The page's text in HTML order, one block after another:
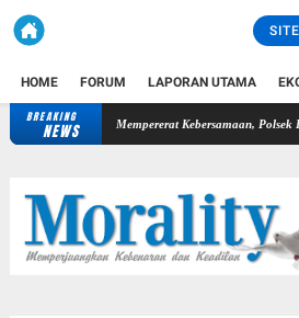
HOME FORUM LAPORAN UTAMA
BREAKING
NEWS Pergantian Kepala Kejari Kota